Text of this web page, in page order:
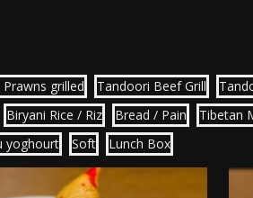
grilled Tandoori Beef Grill
Biryani Rice / Riz Bread / Pain Tibetan
yoghourt
Soft Lunch Box